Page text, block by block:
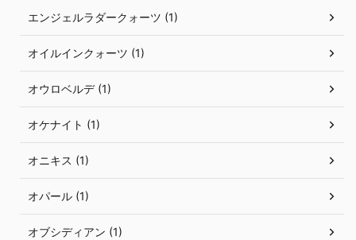
エンジェルラダークォーツ (1)
オイルインクォーツ (1)
オウロベルデ (1)
オケナイト (1)
オニキス (1)
オパール (1)
オブシディアン (1)